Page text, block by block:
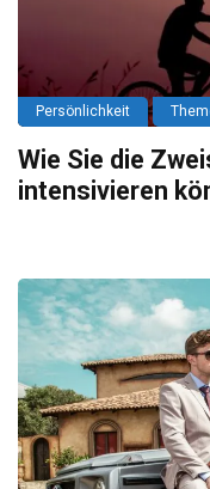
Persönlichkeit
Wie Sie die
intensivieren